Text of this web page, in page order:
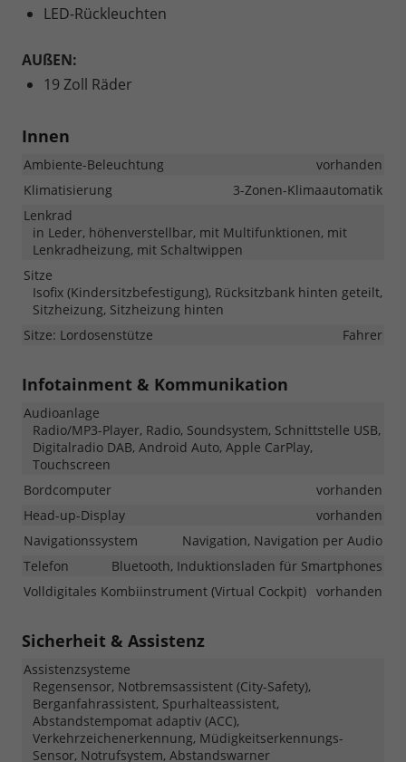
LED-Rückleuchten
AUßEN:
19 Zoll Räder
Innen
Ambiente-Beleuchtung
vorhanden
Klimatisierung
3-Zonen-Klimaautomatik
Lenkrad
in Leder, höhenverstellbar, mit Multifunktionen, mit
Lenkradheizung, mit Schaltwippen
Sitze
Isofix (Kindersitzbefestigung), Rücksitzbank hinten geteilt,
Sitzheizung, Sitzheizung hinten
Sitze: Lordosenstütze
Fahrer
Infotainment & Kommunikation
Audioanlage
Radio/MP3-Player, Radio, Soundsystem, Schnittstelle USB,
Digitalradio DAB, Android Auto, Apple CarPlay,
Touchscreen
Bordcomputer
vorhanden
Head-up-Display
vorhanden
Navigationssystem
Navigation, Navigation per Audio
Telefon
Bluetooth, Induktionsladen für Smartphones
Volldigitales Kombiinstrument (Virtual Cockpit) vorhanden
Sicherheit & Assistenz
Assistenzsysteme
Regensensor, Notbremsassistent (City-Safety),
Berganfahrassistent, Spurhalteassistent,
Abstandstempomat adaptiv (ACC),
Verkehrzeichenerkennung, Müdigkeitserkennungs-
Sensor, Notrufsystem, Abstandswarner